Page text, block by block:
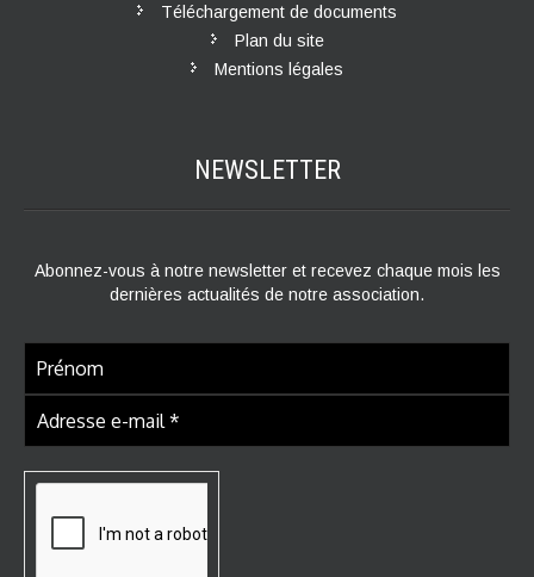
Téléchargement de documents
Plan du site
Mentions légales
NEWSLETTER
Abonnez-vous à notre newsletter et recevez chaque mois les
dernières actualités de notre association.